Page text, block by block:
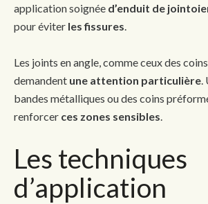
application soignée d’enduit de
pour éviter les fissures
Les joints en angle, comme ceux des
demandent une attention particulière
bandes métalliques ou des coins
renforcer ces zones sensibles
Les techniques
d’application